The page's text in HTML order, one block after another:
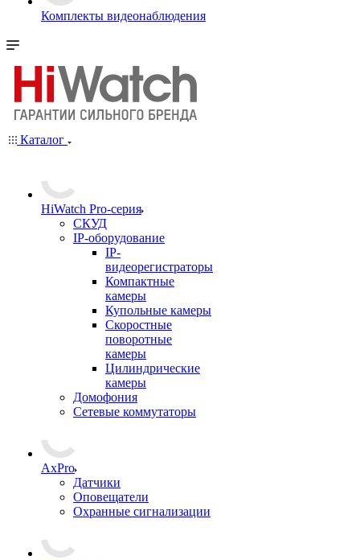
Комплекты видеонаблюдения
Каталог
HiWatch Pro-серия
CКУД
IP-оборудование
IP-
видеорегистраторы
Компактные
камеры
Купольные камеры
Скоростные
поворотные
камеры
Цилиндрические
камеры
Домофония
Сетевые коммутаторы
AxPro
Датчики
Оповещатели
Охранные сигнализации